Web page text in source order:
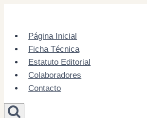
contentPágina Inicial
Ficha Técnica
Estatuto Editorial
Colaboradores
Contacto